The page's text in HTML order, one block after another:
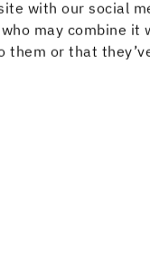
with our social
may combine it
them or that
womöglich